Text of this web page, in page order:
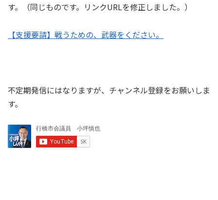
す。（同じものです。リンクURLを修正しました。）
【支援要請】戦うための、武器をください。
不定期発信にはなりますが、チャンネル登録をお願いしま
す。